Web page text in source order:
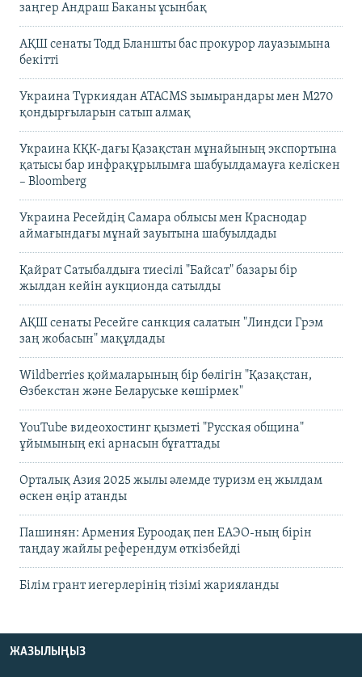
заңгер Андраш Баканы ұсынбақ
АҚШ сенаты Тодд Бланшты бас прокурор лауазымына
бекітті
Украина Түркиядан ATACMS зымырандары мен M270
қондырғыларын сатып алмақ
Украина КҚК-дағы Қазақстан мұнайының экспортына
қатысы бар инфрақұрылымға шабуылдамауға келіскен
– Bloomberg
Украина Ресейдің Самара облысы мен Краснодар
аймағындағы мұнай зауытына шабуылдады
Қайрат Сатыбалдыға тиесілі "Байсат" базары бір
жылдан кейін аукционда сатылды
АҚШ сенаты Ресейге санкция салатын "Линдси Грэм
заң жобасын" мақұлдады
Wildberries қоймаларының бір бөлігін "Қазақстан,
Өзбекстан және Беларуське көшірмек"
YouTube видеохостинг қызметі "Русская община"
ұйымының екі арнасын бұғаттады
Орталық Азия 2025 жылы әлемде туризм ең жылдам
өскен өңір атанды
Пашинян: Армения Еуроодақ пен ЕАЭО-ның бірін
таңдау жайлы референдум өткізбейді
Білім грант иегерлерінің тізімі жарияланды
ЖАЗЫЛЫҢЫЗ